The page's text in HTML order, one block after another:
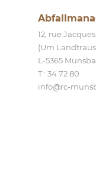
12, rue
(Um
L‑5365
T : 34 72 80
info@​rc-​